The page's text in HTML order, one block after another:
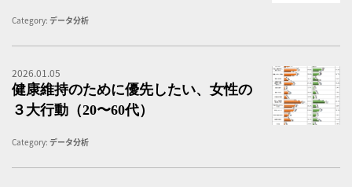
Category: データ分析
2026.01.05
健康維持のために優先したい、女性の
３大行動（20〜60代）
Category: データ分析